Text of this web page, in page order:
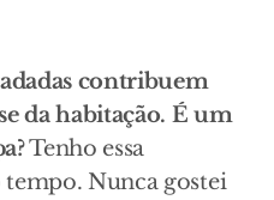
contribuem
da habitação. É um
Tenho essa
Nunca gostei